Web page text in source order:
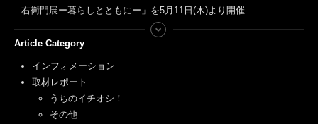
右衛門展ー暮らしとともにー」を5月11日(木)より開催
Article Category
インフォメーション
取材レポート
うちのイチオシ！
その他